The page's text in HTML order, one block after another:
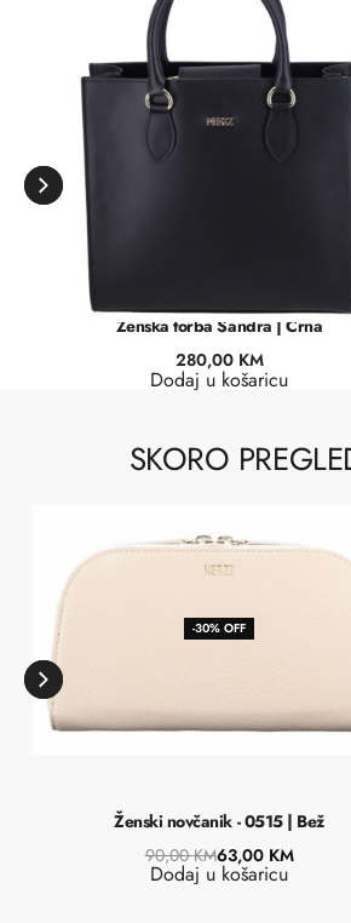
Ženska torba Sandra | Crna
280,00 KM
Dodaj u košaricu
SKORO
-30% OFF
Ženski novčanik - 0515 | Bež
90,00KM63,00 KM
Dodaj u košaricu